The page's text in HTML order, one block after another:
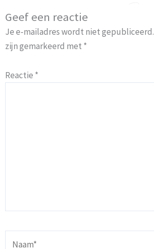
Geef een reactie
Je e-mailadres wordt niet gepubliceerd.
zijn gemarkeerd met *
Reactie *